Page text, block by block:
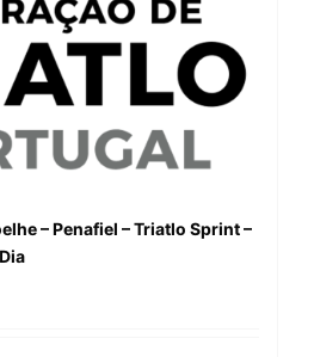
– Penafiel – Triatlo Sprint –